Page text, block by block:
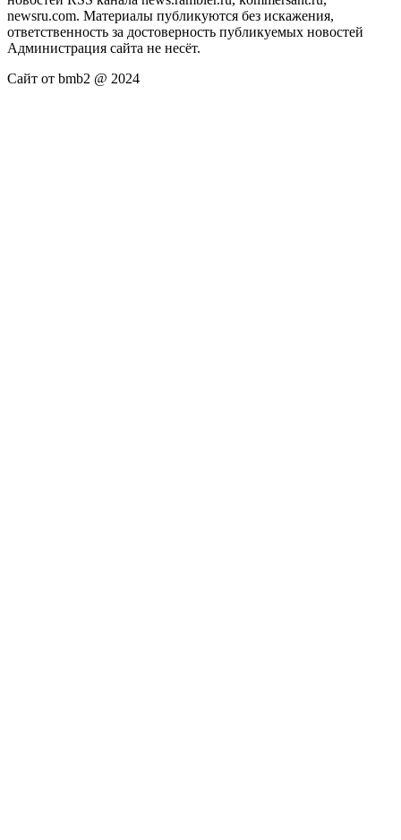
newsru.com. Материалы публикуются без искажения,
ответственность за достоверность публикуемых новостей
Администрация сайта не несёт.
Сайт от bmb2 @ 2024